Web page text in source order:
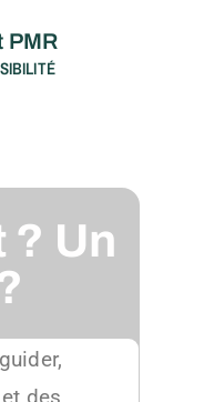
PMR
? Un